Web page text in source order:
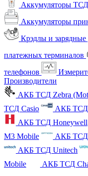
Аккумуляторы ТСД
Аккумуляторы
Крэдлы и зарядные
платежных терминалов
телефонов
Производители
АКБ ТСД Zebra
ТСД Casio
АКБ ТСД
АКБ ТСД Honeywell
M3 Mobile
АКБ ТСД
АКБ ТСД Unitech
Mobile
АКБ ТСД